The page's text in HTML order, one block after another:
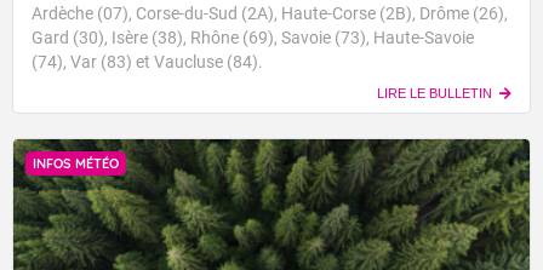
Ardèche (07), Corse-du-Sud (2A), Haute-Corse (2B), Drôme (26),
Gard (30), Isère (38), Rhône (69), Savoie (73), Haute-Savoie
(74), Var (83) et Vaucluse (84).
LIRE LE BULLETIN
INFOS MÉTÉO